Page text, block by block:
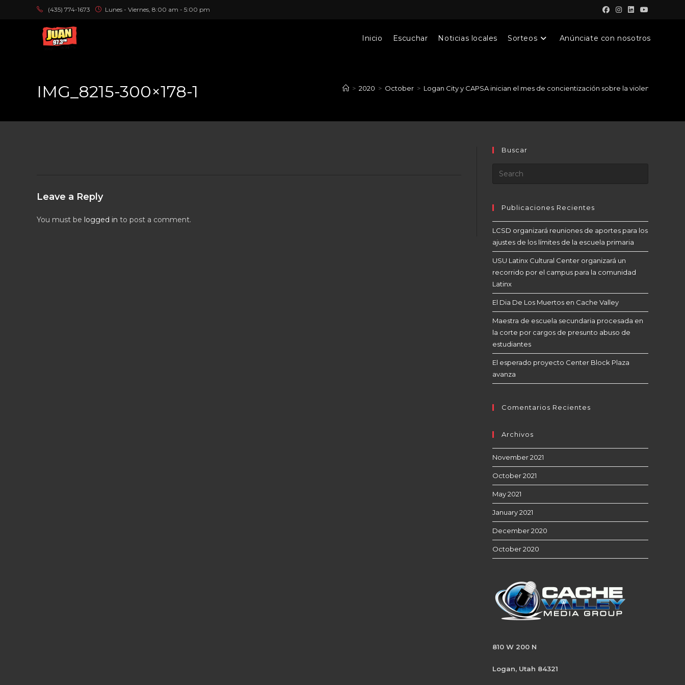
(435) 774-1673 Lunes - Viernes, 8:00 am - 5:00 pm
Inicio Escuchar Noticias locales Sorteos Anúnciate con nosotros
IMG_8215-300×178-1 > 2020 > October > Logan City y CAPSA inician el mes de concientización sobre la violencia
Leave a Reply
You must be logged in to post a comment.
Buscar
Publicaciones Recientes
LCSD organizará reuniones de aportes para los
ajustes de los límites de la escuela primaria
USU Latinx Cultural Center organizará un
recorrido por el campus para la comunidad
Latinx
El Dia De Los Muertos en Cache Valley
Maestra de escuela secundaria procesada en
la corte por cargos de presunto abuso de
estudiantes
El esperado proyecto Center Block Plaza
avanza
Comentarios Recientes
Archivos
November 2021
October 2021
May 2021
January 2021
December 2020
October 2020
810 W 200 N
Logan, Utah 84321